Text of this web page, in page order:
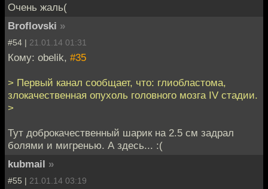
Очень жаль(
Broflovski »
#54 | 21.01.14 01:31
Кому: obelik, #35
> Первый канал сообщает, что: глиобластома,
злокачественная опухоль головного мозга IV стадии.
>
Тут доброкачественный шарик на 2.5 см задрал
болями и мигренью. А здесь... :(
kubmail »
#55 | 21.01.14 03:19